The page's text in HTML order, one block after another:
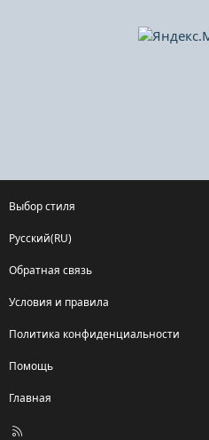
Выбор стиля
Русский(RU)
Обратная связь
Условия и правила
Политика конфиденциальности
Помощь
Главная
R